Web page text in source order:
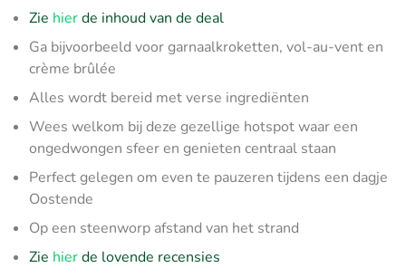
Zie hierde inhoud van de deal
Ga bijvoorbeeld voor garnaalkroketten, vol-au-vent en
crème brûlée
Alles wordt bereid met verse ingrediënten
Wees welkom bij deze gezellige hotspot waar een
ongedwongen sfeer en genieten centraal staan
Perfect gelegen om even te pauzeren tijdens een dagje
Oostende
Op een steenworp afstand van het strand
Zie hierde lovende recensies